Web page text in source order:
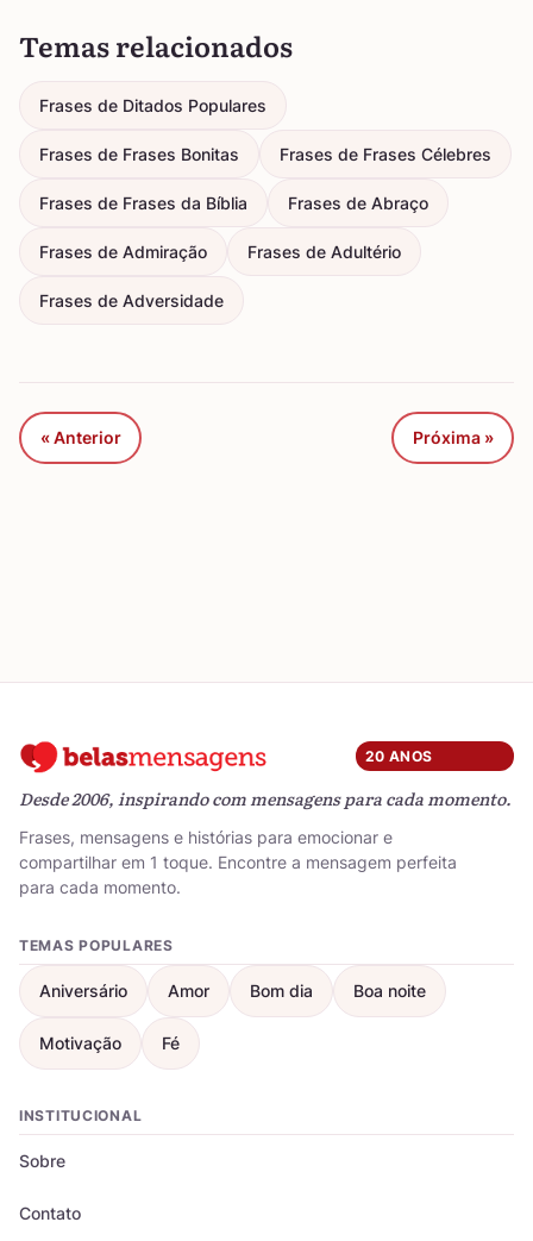
Temas relacionados
Frases de Ditados Populares
Frases de Frases Bonitas Frases de Frases Célebres
Frases de Frases da Bíblia Frases de Abraço
Frases de Admiração Frases de Adultério
Frases de Adversidade
« Anterior Próxima »
20 ANOS
Desde 2006, inspirando com mensagens para cada momento.
Frases, mensagens e histórias para emocionar e
compartilhar em 1 toque. Encontre a mensagem perfeita
para cada momento.
TEMAS POPULARES
Aniversário Amor Bom dia Boa noite
Motivação Fé
INSTITUCIONAL
Sobre
Contato